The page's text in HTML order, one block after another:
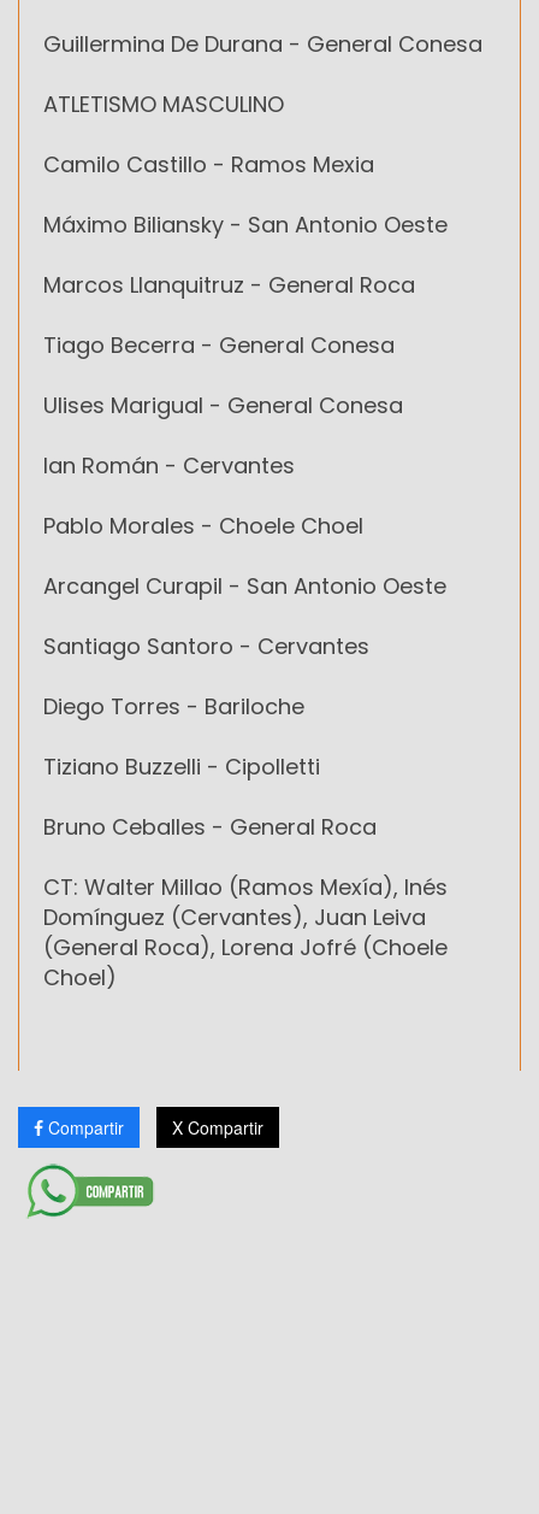
Guillermina De Durana - General Conesa
ATLETISMO MASCULINO
Camilo Castillo - Ramos Mexia
Máximo Biliansky - San Antonio Oeste
Marcos Llanquitruz - General Roca
Tiago Becerra - General Conesa
Ulises Marigual - General Conesa
Ian Román - Cervantes
Pablo Morales - Choele Choel
Arcangel Curapil - San Antonio Oeste
Santiago Santoro - Cervantes
Diego Torres - Bariloche
Tiziano Buzzelli - Cipolletti
Bruno Ceballes - General Roca
CT: Walter Millao (Ramos Mexía), Inés
Domínguez (Cervantes), Juan Leiva
(General Roca), Lorena Jofré (Choele
Choel)
Compartir X Compartir